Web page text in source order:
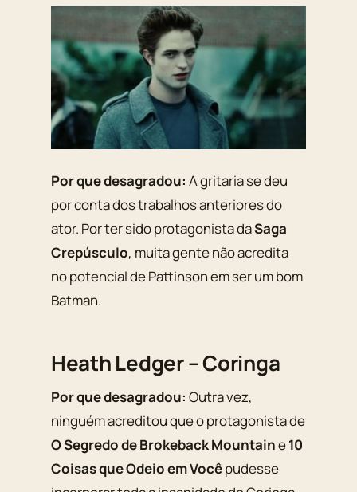
Por que desagradou: A gritaria se deu
por conta dos trabalhos anteriores do
ator. Por ter sido protagonista daSaga
Crepúsculo, muita gente não acredita
no potencial de Pattinson em ser um bom
Batman.
Heath Ledger – Coringa
Por que desagradou: Outra vez,
ninguém acreditou que o protagonista de
O Segredo de Brokeback Mountaine10
Coisas que Odeio em Vocêpudesse